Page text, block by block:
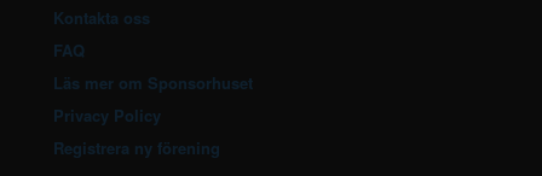
Kontakta oss
FAQ
Läs mer om Sponsorhuset
Privacy Policy
Registrera ny förening